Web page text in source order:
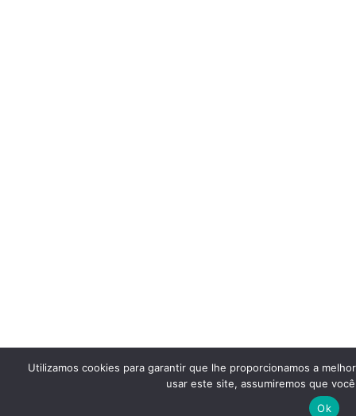
Utilizamos cookies para garantir que lhe proporcionamos a
usar este site, assumiremos que
Ok